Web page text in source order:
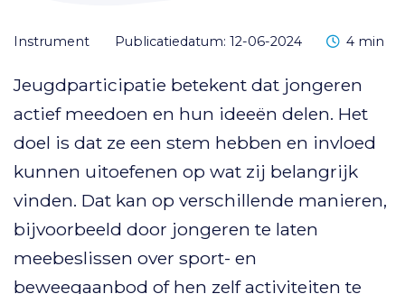
instrument Publicatiedatum: 12-06-2024 Leestijd
4 min
Jeugdparticipatie betekent dat jongeren
actief meedoen en hun ideeën delen. Het
doel is dat ze een stem hebben en invloed
kunnen uitoefenen op wat zij belangrijk
vinden. Dat kan op verschillende manieren,
bijvoorbeeld door jongeren te laten
meebeslissen over sport- en
beweegaanbod of hen zelf activiteiten te